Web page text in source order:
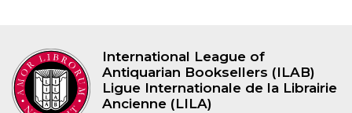
International League of
Antiquarian Booksellers (ILAB)
Ligue Internationale de la Librairie
Ancienne (LILA)